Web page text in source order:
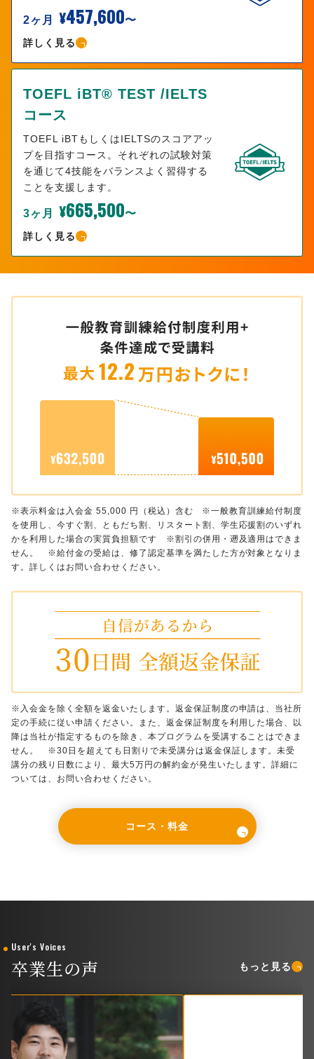
2ヶ月 ¥457,600〜
詳しく見る
TOEFL iBT® TEST /IELTS
コース
TOEFL iBTもしくはIELTSのスコアアッ
プを目指すコース。それぞれの試験対策
を通じて4技能をバランスよく習得する
ことを支援します。
3ヶ月 ¥665,500〜
詳しく見る
※表示料金は入会金 55,000 円（税込）含む ※一般教育訓練給付制度
を使用し、今すぐ割、ともだち割、リスタート割、学生応援割のいずれ
かを利用した場合の実質負担額です ※割引の併用・遡及適用はできま
せん。 ※給付金の受給は、修了認定基準を満たした方が対象となりま
す。詳しくはお問い合わせください。
※入会金を除く全額を返金いたします。返金保証制度の申請は、当社所
定の手続に従い申請ください。また、返金保証制度を利用した場合、以
降は当社が指定するものを除き、本プログラムを受講することはできま
せん。 ※30日を超えても日割りで未受講分は返金保証します。未受
講分の残り日数により、最大5万円の解約金が発生いたします。詳細に
ついては、お問い合わせください。
コース・料金
User's Voices
卒業生の声 もっと見る